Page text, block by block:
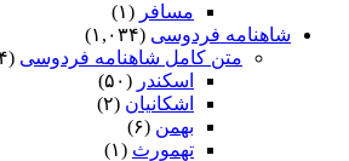
مسافر (۱)
شاهنامه فردوسی (۱,۰۳۴)
متن کامل شاهنامه فردوسی (۱,۰۳۴)
اسکندر (۵۰)
اشکانیان (۲)
بهمن (۶)
تهمورث (۱)